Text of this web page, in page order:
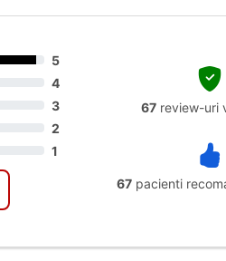
5
4
3
2
1
67 review-uri
67pacienti